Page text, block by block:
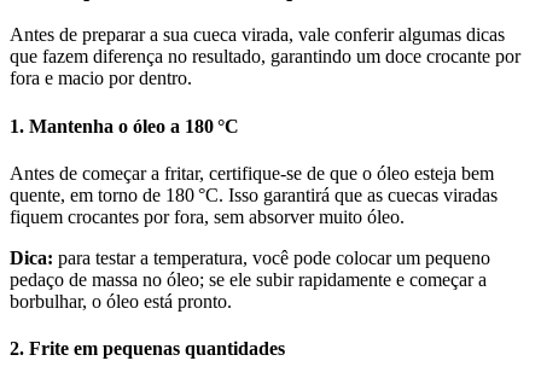
Antes de preparar a sua cueca virada, vale conferir algumas dicas
que fazem diferença no resultado, garantindo um doce crocante por
fora e macio por dentro.
1. Mantenha o óleo a 180 °C
Antes de começar a fritar, certifique-se de que o óleo esteja bem
quente, em torno de 180 °C. Isso garantirá que as cuecas viradas
fiquem crocantes por fora, sem absorver muito óleo.
Dica: para testar a temperatura, você pode colocar um pequeno
pedaço de massa no óleo; se ele subir rapidamente e começar a
borbulhar, o óleo está pronto.
2. Frite em pequenas quantidades